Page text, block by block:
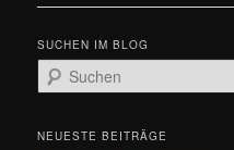
i
t
r
s
SUCHEN IM BLOG
u
h
NEUESTE BEITRÄGE